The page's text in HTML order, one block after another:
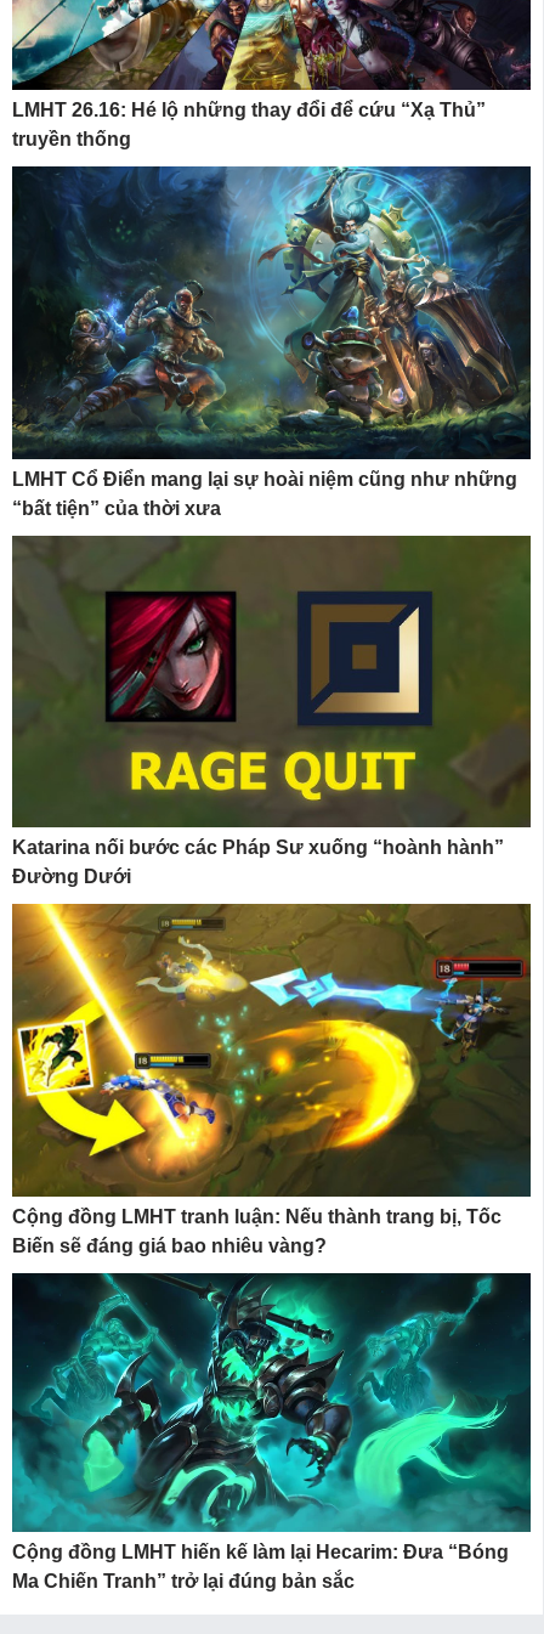
LMHT 26.16: Hé lộ những thay đổi để cứu “Xạ Thủ”
truyền thống
LMHT Cổ Điển mang lại sự hoài niệm cũng như những
“bất tiện” của thời xưa
Katarina nối bước các Pháp Sư xuống “hoành hành”
Đường Dưới
Cộng đồng LMHT tranh luận: Nếu thành trang bị, Tốc
Biến sẽ đáng giá bao nhiêu vàng?
Cộng đồng LMHT hiến kế làm lại Hecarim: Đưa “Bóng
Ma Chiến Tranh” trở lại đúng bản sắc